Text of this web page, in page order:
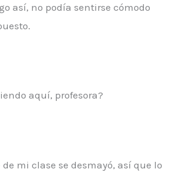
así, no podía sentirse cómodo
aquí, profesora?
mi clase se desmayó, así que lo